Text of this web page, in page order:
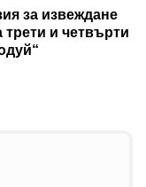
за извеждане
трети и четвърти